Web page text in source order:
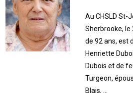
Au CHSLD St-
Sherbrooke, le
de 92 ans, est
Henriette
Dubois et de
Turgeon,
Blais, ...